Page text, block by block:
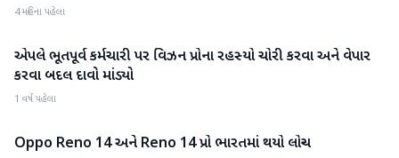
4 મહિના પહેલા
ગેજેટ
એપલે ભૂતપૂર્વ કર્મચારી પર વિઝન પ્રોના રહસ્યો ચોરી કરવા અને વેપાર
કરવા બદલ દાવો માંડ્યો
1 વર્ષ પહેલા
ગેજેટ
Oppo Reno 14 અને Reno 14 પ્રો ભારતમાં થયો લોન્ચ